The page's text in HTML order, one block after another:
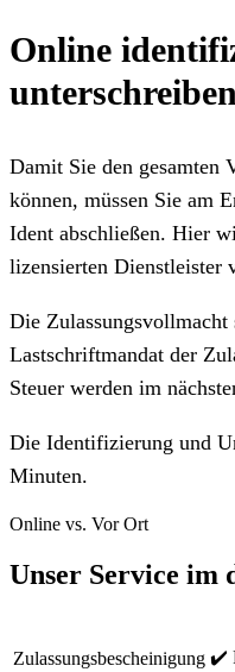
Online
unterschreiben
Damit Sie den gesamten
können, müssen Sie am
Ident abschließen. Hier
lizensierten Dienstleister
Die Zulassungsvollmacht
Lastschriftmandat der
Steuer werden im
Die Identifizierung und
Minuten.
Online vs. Vor Ort
Unser Service im
Zulassungsbescheinigung ✔️